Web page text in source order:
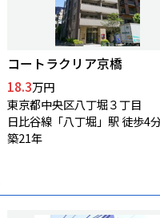
コートラクリア京橋
18.3万円
東京都中央区八丁堀３丁目
日比谷線「八丁堀」駅 徒歩4
築21年